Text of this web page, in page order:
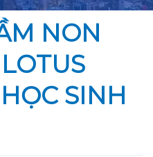
NON
SINH